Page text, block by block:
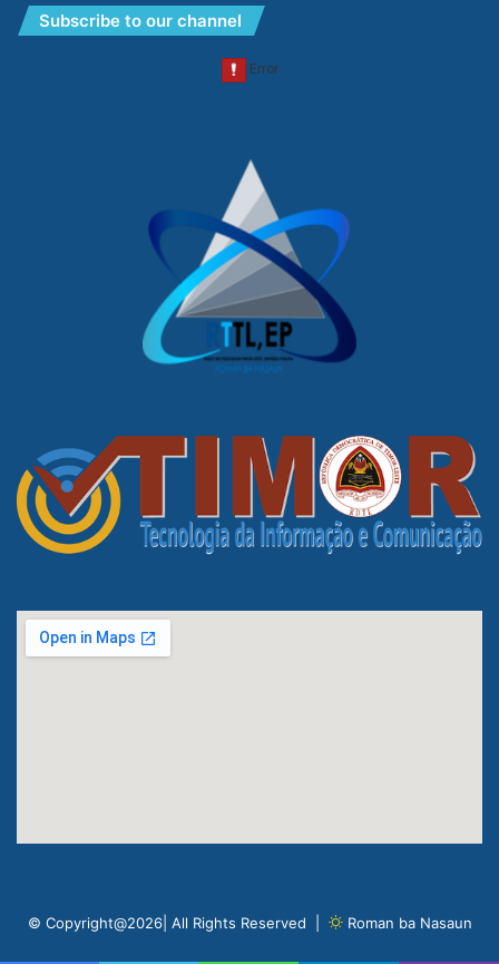
Subscribe to our channel
© Copyright@2026| All Rights Reserved | Roman ba Nasaun